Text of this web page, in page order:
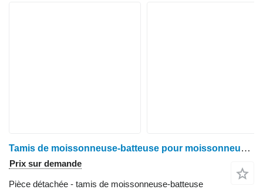
Tamis de moissonneuse-batteuse pour moissonneuse-batteuse Deutz 2680
Prix sur demande
Pièce détachée - tamis de moissonneuse-batteuse